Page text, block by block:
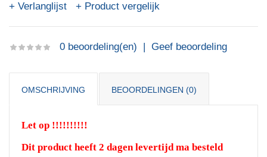
Verlanglijst Product vergelijk
0 beoordeling(en) | Geef beoordeling
OMSCHRIJVING BEOORDELINGEN (0)
Let op !!!!!!!!!!
Dit product heeft 2 dagen levertijd ma besteld